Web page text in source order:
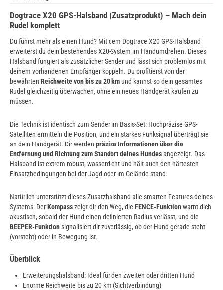
Dogtrace X20 GPS-Halsband (Zusatzprodukt) – Mach dein
Rudel komplett
Du führst mehr als einen Hund? Mit dem Dogtrace X20 GPS-Halsband
erweiterst du dein bestehendes X20-System im Handumdrehen. Dieses
Halsband fungiert als zusätzlicher Sender und lässt sich problemlos mit
deinem vorhandenen Empfänger koppeln. Du profitierst von der
bewährten Reichweite von bis zu 20 km und kannst so dein gesamtes
Rudel gleichzeitig überwachen, ohne ein neues Handgerät kaufen zu
müssen.
Die Technik ist identisch zum Sender im Basis-Set: Hochpräzise GPS-
Satelliten ermitteln die Position, und ein starkes Funksignal überträgt sie
an dein Handgerät. Dir werden präzise Informationen über die
Entfernung und Richtung zum Standort deines Hundesangezeigt. Das
Halsband ist extrem robust, wasserdicht und hält auch den härtesten
Einsatzbedingungen bei der Jagd oder im Gelände stand.
Natürlich unterstützt dieses Zusatzhalsband alle smarten Features deines
Systems: DerKompasszeigt dir den Weg, die FENCE-Funktionwarnt dich
akustisch, sobald der Hund einen definierten Radius verlässt, und die
BEEPER-Funktionsignalisiert dir zuverlässig, ob der Hund gerade steht
(vorsteht) oder in Bewegung ist.
Überblick
Erweiterungshalsband: Ideal für den zweiten oder dritten Hund
Enorme Reichweite bis zu 20 km (Sichtverbindung)